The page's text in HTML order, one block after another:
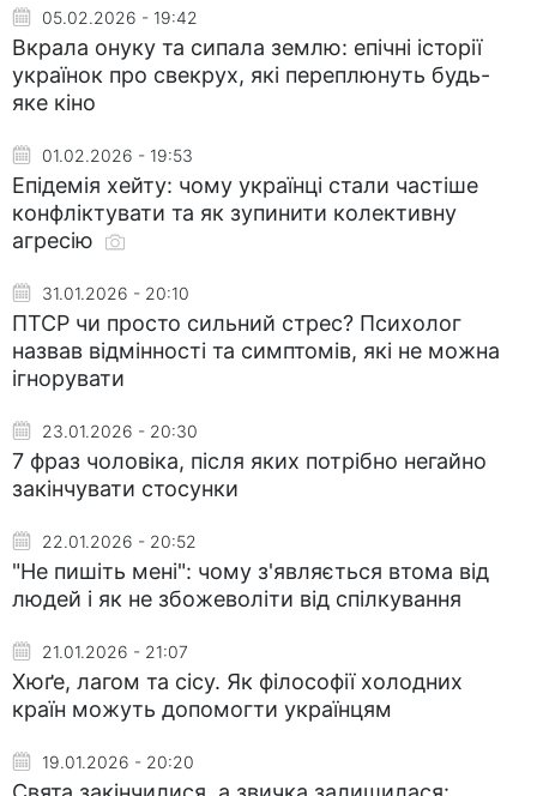
05.02.2026 - 19:42
Вкрала онуку та сипала землю: епічні історії
українок про свекрух, які переплюнуть будь-
яке кіно
01.02.2026 - 19:53
Епідемія хейту: чому українці стали частіше
конфліктувати та як зупинити колективну
агресію
31.01.2026 - 20:10
ПТСР чи просто сильний стрес? Психолог
назвав відмінності та симптомів, які не можна
ігнорувати
23.01.2026 - 20:30
7 фраз чоловіка, після яких потрібно негайно
закінчувати стосунки
22.01.2026 - 20:52
"Не пишіть мені": чому з'являється втома від
людей і як не збожеволіти від спілкування
21.01.2026 - 21:07
Хюґе, лагом та сісу. Як філософії холодних
країн можуть допомогти українцям
19.01.2026 - 20:20